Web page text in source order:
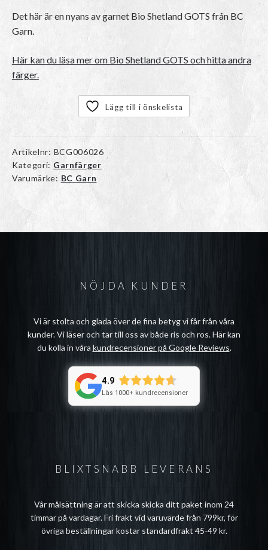
Det här är en nyans av garnet Bio Shetland GOTS från BC
Garn.
Här kan du läsa mer om Bio Shetland GOTS och hitta andra
färger.
Lägg till i önskelista
Artikelnr: BCG006026
Kategori: Garnfärger
Varumärke: BC Garn
BLIXTSNABB LEVERANS
Vår målsättning är att skicka skicka ditt paket inom 24
timmar på vardagar. Fri frakt vid varuvärde från 799kr, för
övriga beställningar kostar standardfrakt 45-49 kr.
NÖJDA KUNDER
Vi är stolta och glada över de fina betyg vi får från våra
kunder. Vi läser och tar till oss av både ris och ros. Här kan
du kolla in våra kundrecensioner på Google Reviews.
4.9
Läs 1000+ kundrecensioner